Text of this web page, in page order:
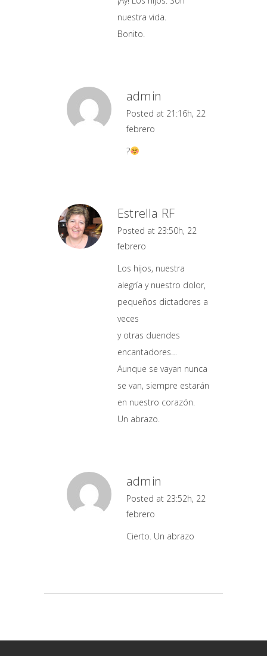
nuestra vida.
Bonito.
admin
Posted at 21:16h, 22
febrero
?
Estrella RF
Posted at 23:50h, 22
febrero
Los hijos, nuestra
alegría y nuestro dolor,
pequeños dictadores a
veces
y otras duendes
encantadores…
Aunque se vayan nunca
se van, siempre estarán
en nuestro corazón.
Un abrazo.
admin
Posted at 23:52h, 22
febrero
Cierto. Un abrazo